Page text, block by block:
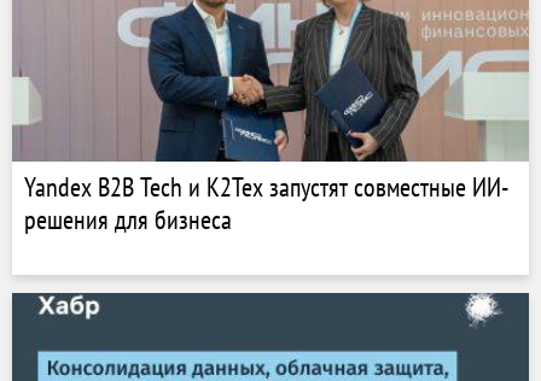
Yandex B2B Tech и К2Тех запустят совместные ИИ-
решения для бизнеса